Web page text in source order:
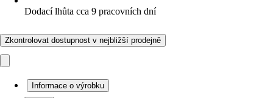
Dodací lhůta cca 9 pracovních dní
Zkontrolovat dostupnost v nejbližší prodejně
Informace o výrobku